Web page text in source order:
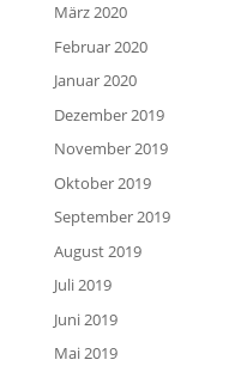
März 2020
Februar 2020
Januar 2020
Dezember 2019
November 2019
Oktober 2019
September 2019
August 2019
Juli 2019
Juni 2019
Mai 2019